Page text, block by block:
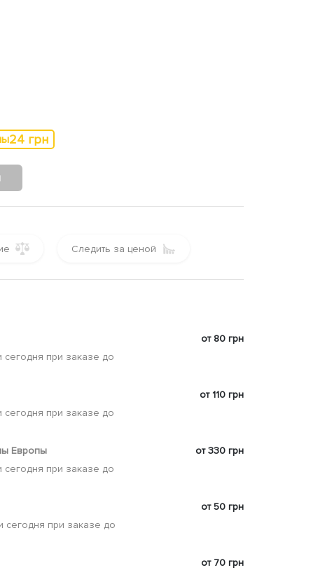
24 грн
Следить за ценой
сегодня при заказе до
от 80 грн
сегодня при заказе до
от 110 грн
Европы
сегодня при заказе до
от 330 грн
сегодня при заказе до
от 50 грн
от 70 грн